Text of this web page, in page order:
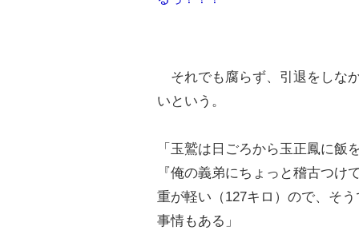
それでも腐らず、引退をしな
いという。
「玉鷲は日ごろから玉正鳳に
『俺の義弟にちょっと稽古つ
重が軽い（127キロ）ので、そ
事情もある」